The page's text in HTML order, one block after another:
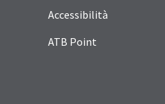
Accessibilità
ATB Point